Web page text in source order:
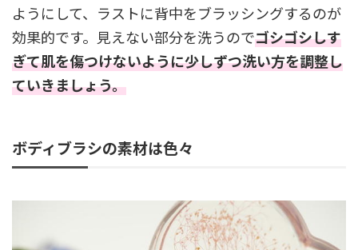
ようにして、ラストに背中をブラッシングするのが
効果的です。見えない部分を洗うのでゴシゴシしす
ぎて肌を傷つけないように少しずつ洗い方を調整し
ていきましょう。
ボディブラシの素材は色々